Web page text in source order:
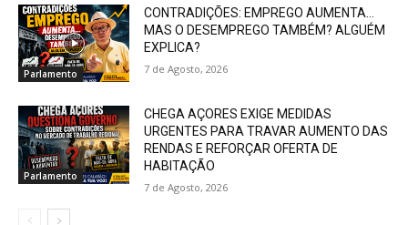
Parlamento
CONTRADIÇÕES: EMPREGO AUMENTA…
MAS O DESEMPREGO TAMBÉM? ALGUÉM
EXPLICA?
7 de Agosto, 2026
Parlamento
CHEGA AÇORES EXIGE MEDIDAS
URGENTES PARA TRAVAR AUMENTO DAS
RENDAS E REFORÇAR OFERTA DE
HABITAÇÃO
7 de Agosto, 2026